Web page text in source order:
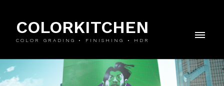
COLORKITCHEN
COLOR GRADING • FINISHING • HDR